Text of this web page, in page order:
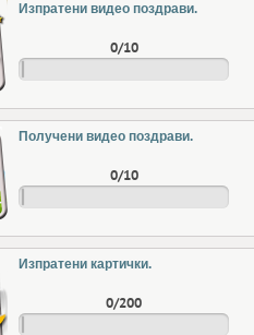
Изпратени видео поздрави.
0/10
Получени видео поздрави.
0/10
Изпратени картички.
0/200